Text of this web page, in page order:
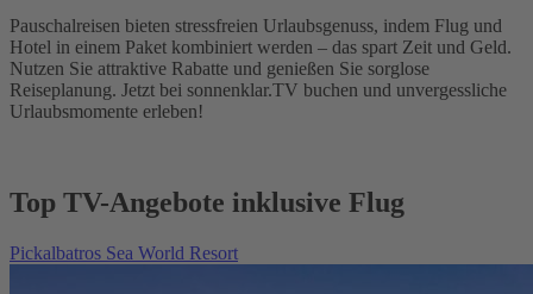
Pauschalreisen bieten stressfreien Urlaubsgenuss, indem Flug und
Hotel in einem Paket kombiniert werden – das spart Zeit und Geld.
Nutzen Sie attraktive Rabatte und genießen Sie sorglose
Reiseplanung. Jetzt bei sonnenklar.TV buchen und unvergessliche
Urlaubsmomente erleben!
Top TV-Angebote inklusive Flug
Pickalbatros Sea World Resort